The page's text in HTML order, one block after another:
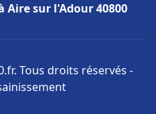
Aire sur l'Adour 40800
Tous droits réservés -